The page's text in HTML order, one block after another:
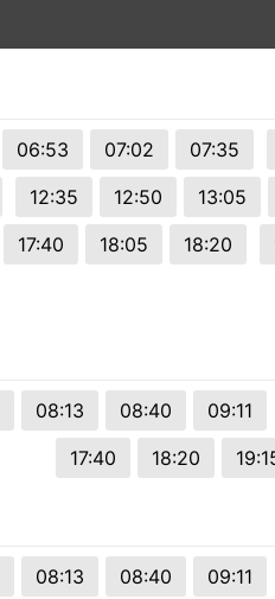
06:53 07:02 07:35
12:35 12:50 13:05
17:40 18:05 18:20
08:13 08:40 09:11
17:40
18:20
08:13 08:40 09:11